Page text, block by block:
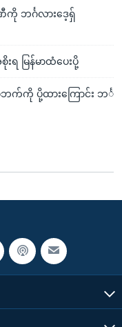
ဏီကို ဘင်္ဂလားဒေ့ရှ်
ရ မြန်မာထံပေးပို့
ဘက်ကို ပို့ထားကြောင်း ဘင်္